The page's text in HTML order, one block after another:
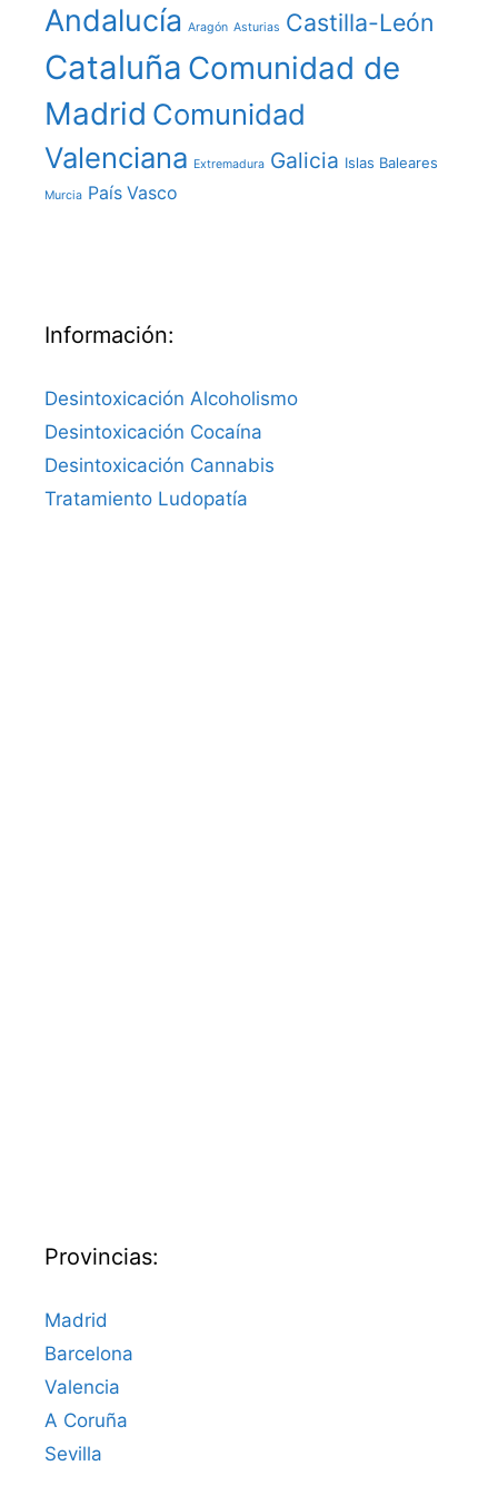
Andalucía Aragón Asturias Castilla-León
Cataluña Comunidad de
Madrid Comunidad
Valenciana Extremadura Galicia Islas Baleares
Murcia País Vasco
Información:
Desintoxicación Alcoholismo
Desintoxicación Cocaína
Desintoxicación Cannabis
Tratamiento Ludopatía
Provincias:
Madrid
Barcelona
Valencia
A Coruña
Sevilla